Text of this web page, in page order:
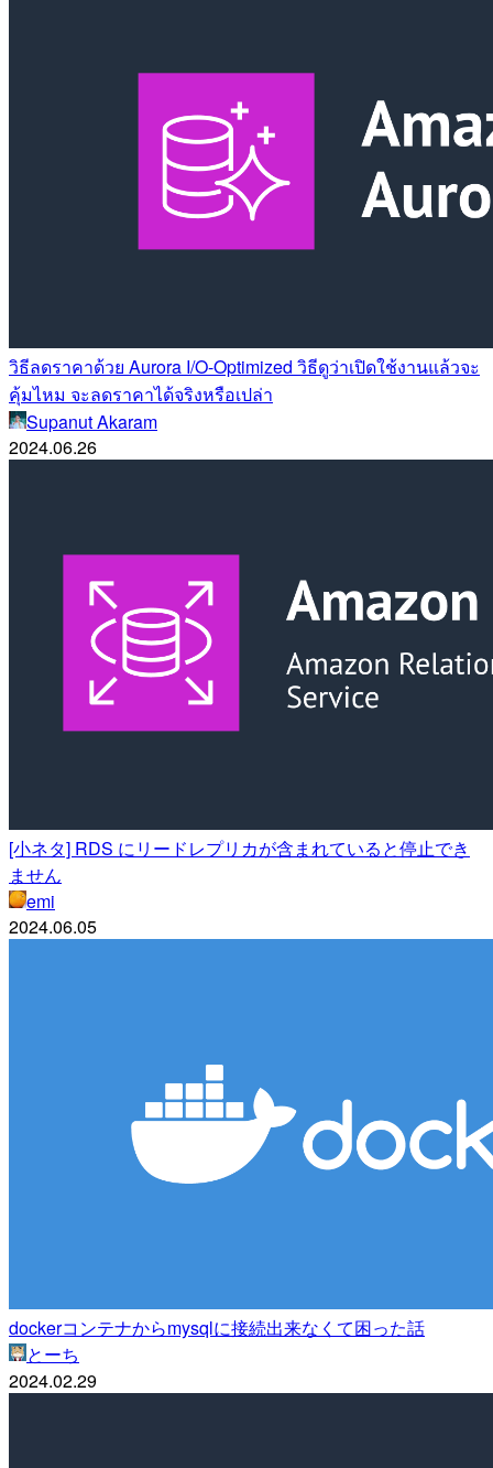
วิธีลดราคาด้วย Aurora I/O-Optimized วิธีดูว่าเปิดใช้งานแล้วจะ
คุ้มไหม จะลดราคาได้จริงหรือเปล่า
Supanut Akaram
2024.06.26
[小ネタ] RDS にリードレプリカが含まれていると停止でき
ません
emi
2024.06.05
dockerコンテナからmysqlに接続出来なくて困った話
とーち
2024.02.29